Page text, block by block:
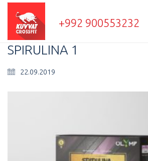
+992 900553232
SPIRULINA 1
22.09.2019